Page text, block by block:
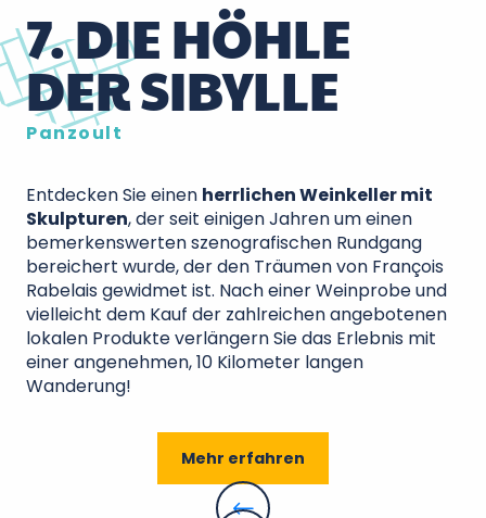
7. DIE HÖHLE
DER SIBYLLE
Panzoult
Entdecken Sie einen herrlichen Weinkeller mit
Skulpturen, der seit einigen Jahren um einen
bemerkenswerten szenografischen Rundgang
bereichert wurde, der den Träumen von François
Rabelais gewidmet ist. Nach einer Weinprobe und
vielleicht dem Kauf der zahlreichen angebotenen
lokalen Produkte verlängern Sie das Erlebnis mit
einer angenehmen, 10 Kilometer langen
Wanderung!
Mehr erfahren